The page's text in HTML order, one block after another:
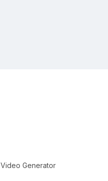
Video Generator